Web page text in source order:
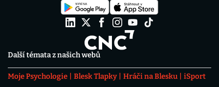
Další témata z našich webů
Moje Psychologie Blesk Tlapky Hráči na Blesku
iSport